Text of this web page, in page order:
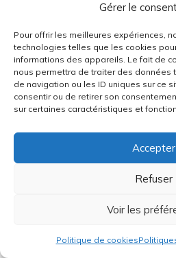
Gérer le
Pour offrir les meilleures expériences,
technologies telles que les cookies
informations des appareils. Le fait de
nous permettra de traiter des données
de navigation ou les ID uniques sur ce
consentir ou de retirer son
sur certaines caractéristiques et
Accepter
Refuser
Voir les
Politique de cookies